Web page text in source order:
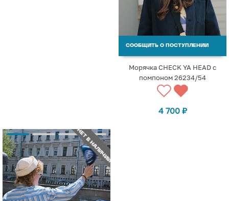
СООБЩИТЬ О ПОСТУПЛЕНИИ
Морячка CHECK YA HEAD с
помпоном 26234/54
4 700 ₽
НЕТ В НАЛИЧИИ